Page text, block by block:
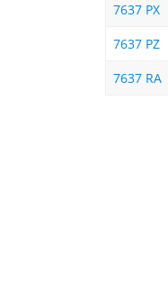
7637 PX
7637 PZ
7637 RA